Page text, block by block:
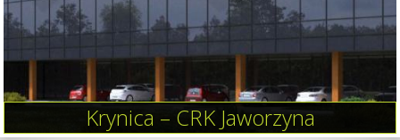
Krynica – CRK Jaworzyna